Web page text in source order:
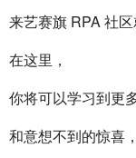
来艺赛旗 RPA 社区
在这里，
你将可以学习到更
和意想不到的惊喜，